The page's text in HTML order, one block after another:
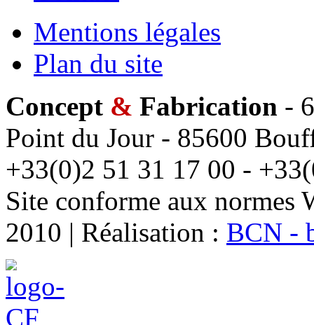
Mentions légales
Plan du site
Concept & Fabrication -
Point du Jour - 85600
+33(0)2 51 31 17 00 -
Site conforme aux
2010 | Réalisation : BCN -